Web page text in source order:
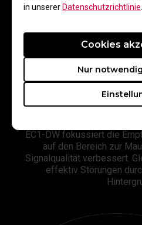
in unsererDatenschutzrichtlinie
Nur
Cookies
EC3-
EC1-DW fokussiert die
auf den Bereich zur
Signalqualität verbessert.
effektiv Störungen